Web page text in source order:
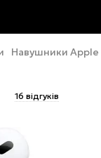
Навушники Apple
16 відгуків